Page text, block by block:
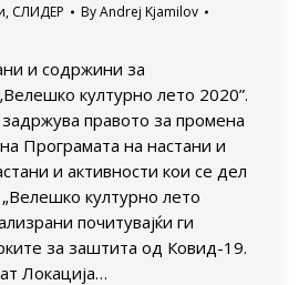
, СЛИДЕР ByAndrej Kjamilov
и содржини за
културно лето 2020”.
правото за промена
Програмата на настани и
и активности кои се дел
културно лето
почитувајќи ги
за заштита од Ковид-19.
Локација…